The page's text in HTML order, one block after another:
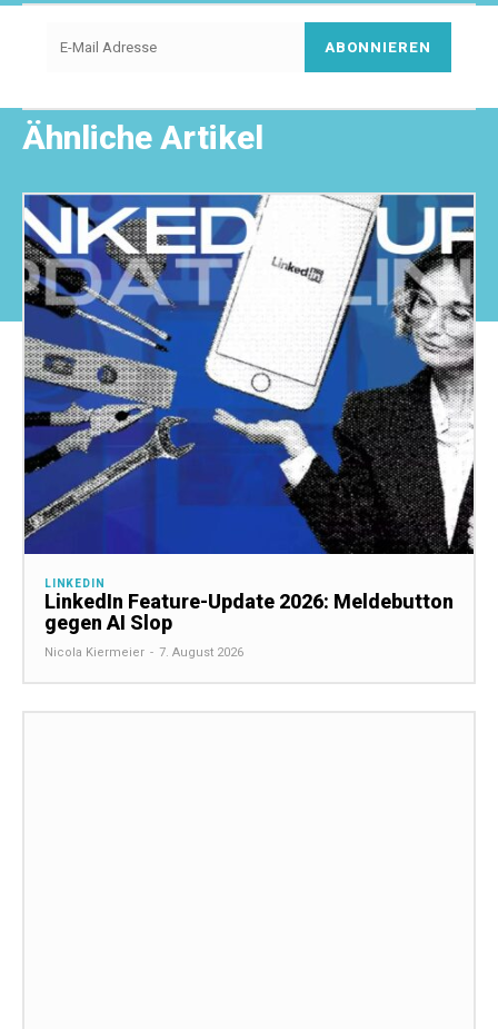
ABONNIEREN
Ähnliche Artikel
LINKEDIN
LinkedIn Feature-Update 2026: Meldebutton
gegen AI Slop
Nicola Kiermeier - 7. August 2026